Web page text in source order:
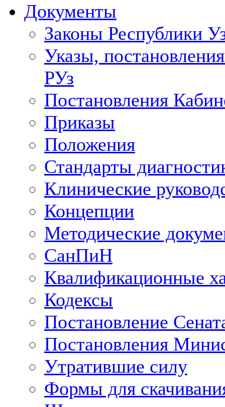
Документы
Законы Республики
Указы,
РУз
Постановления
Приказы
Положения
Стандарты
Клинические
Концепции
Методические
СанПиН
Квалификационные
Кодексы
Постановление
Постановления
Утратившие силу
Формы для